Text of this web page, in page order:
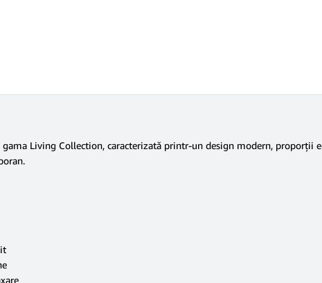
gama Living Collection, caracterizată printr-un design modern,